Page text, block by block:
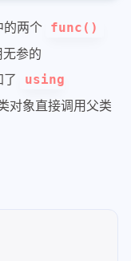
的两个 func()
参的
using
对象直接调用父类